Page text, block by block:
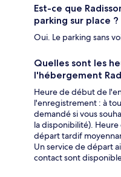
Est-ce que
parking sur place ?
Oui. Le parking sans
Quelles sont les
l'hébergement
Heure de début de
l'enregistrement : à
demandé si vous
la disponibilité).
départ tardif
Un service de départ
contact sont